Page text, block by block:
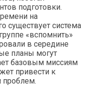
подготовки.
на
существует система
«вспомнить»
в середине
планы могут
базовым миссиям
привести к